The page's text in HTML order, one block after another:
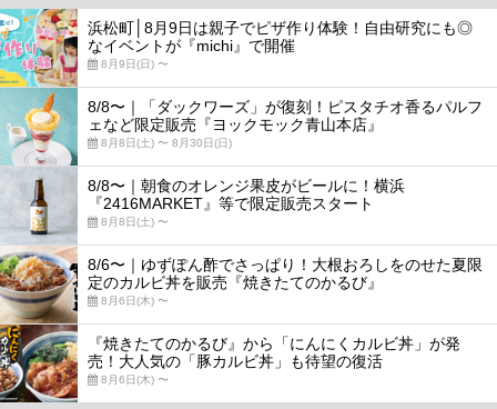
浜松町│8月9日は親子でピザ作り体験！自由研究にも◎
なイベントが『michi』で開催
8月9日(日) 〜
8/8〜｜「ダックワーズ」が復刻！ピスタチオ香るパルフ
ェなど限定販売『ヨックモック青山本店』
8月8日(土) 〜 8月30日(日)
8/8〜｜朝食のオレンジ果皮がビールに！横浜
『2416MARKET』等で限定販売スタート
8月8日(土) 〜
8/6〜｜ゆずぽん酢でさっぱり！大根おろしをのせた夏限
定のカルビ丼を販売『焼きたてのかるび』
8月6日(木) 〜
『焼きたてのかるび』から「にんにくカルビ丼」が発
売！大人気の「豚カルビ丼」も待望の復活
8月6日(木) 〜